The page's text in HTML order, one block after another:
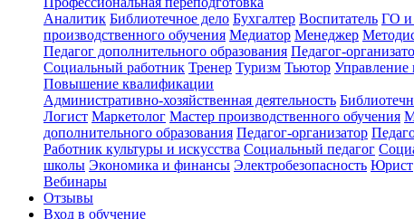
Аналитик Библиотечное дело Бухгалтер Воспитатель ГО
производственного обучения Медиатор Менеджер
Педагог дополнительного образования Педагог-
Социальный работник Тренер Туризм Тьютор
Повышение квалификации
Административно-хозяйственная деятельность
Логист Маркетолог Мастер производственного обучения
дополнительного образования Педагог-организатор
Работник культуры и искусства Социальный педагог
школы Экономика и финансы Электробезопасность Юрист
Вебинары
Отзывы
Вход в обучение